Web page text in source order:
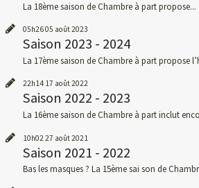
La 18ème saison de Chambre à part propose...
05h2605 août 2023
Saison 2023 - 2024
La 17ème saison de Chambre à part propose
22h14 17 août 2022
Saison 2022 - 2023
La 16ème saison de Chambre à part inclut
10h02 27 août 2021
Saison 2021 - 2022
Bas les masques ? La 15ème sai son de